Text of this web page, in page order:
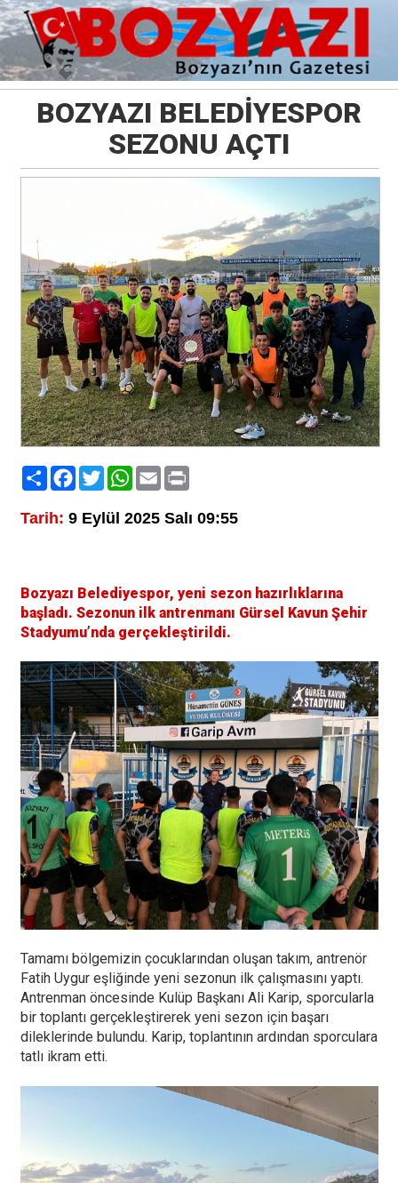
BOZYAZI BELEDİYESPOR
SEZONU AÇTI
PaylaşFacebook
TwitterWhatsApp
EmailPrint
Tarih: 9 Eylül 2025 Salı 09:55
Bozyazı Belediyespor, yeni sezon hazırlıklarına
başladı. Sezonun ilk antrenmanı Gürsel Kavun Şehir
Stadyumu’nda gerçekleştirildi.
Tamamı bölgemizin çocuklarından oluşan takım, antrenör
Fatih Uygur eşliğinde yeni sezonun ilk çalışmasını yaptı.
Antrenman öncesinde Kulüp Başkanı Ali Karip, sporcularla
bir toplantı gerçekleştirerek yeni sezon için başarı
dileklerinde bulundu. Karip, toplantının ardından sporculara
tatlı ikram etti.